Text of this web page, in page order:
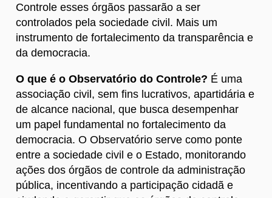
Controle esses órgãos passarão a ser
controlados pela sociedade civil. Mais um
instrumento de fortalecimento da transparência e
da democracia.
O que é o Observatório do Controle? É uma
associação civil, sem fins lucrativos, apartidária e
de alcance nacional, que busca desempenhar
um papel fundamental no fortalecimento da
democracia. O Observatório serve como ponte
entre a sociedade civil e o Estado, monitorando
ações dos órgãos de controle da administração
pública, incentivando a participação cidadã e